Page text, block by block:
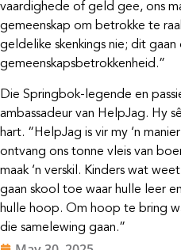
vaardighede of geld gee, ons
gemeenskap om betrokke te
geldelike skenkings nie; dit
gemeenskapsbetrokkenheid.”
Die Springbok-legende en
ambassadeur van HelpJag. Hy
hart. “HelpJag is vir my ‘n
ontvang ons tonne vleis van
maak ‘n verskil. Kinders wat
gaan skool toe waar hulle leer
hulle hoop. Om hoop te bring
die samelewing gaan.”